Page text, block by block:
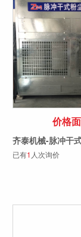
价格
已有1 人次询价